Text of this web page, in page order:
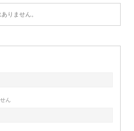
りません。
ん